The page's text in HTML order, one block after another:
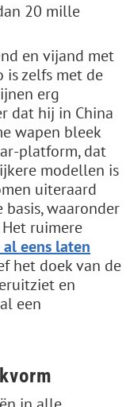
20 mille
en vijand met
is zelfs met de
erg
dat hij in China
wapen bleek
platform, dat
modellen is
uiteraard
waaronder
Het ruimere
eens laten
het doek van de
en
een